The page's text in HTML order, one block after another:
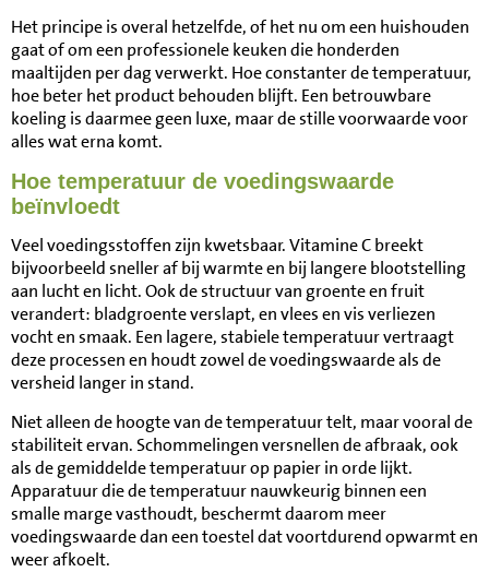
Het principe is overal hetzelfde, of het nu om een huishouden
gaat of om een professionele keuken die honderden
maaltijden per dag verwerkt. Hoe constanter de temperatuur,
hoe beter het product behouden blijft. Een betrouwbare
koeling is daarmee geen luxe, maar de stille voorwaarde voor
alles wat erna komt.
Hoe temperatuur de voedingswaarde
beïnvloedt
Veel voedingsstoffen zijn kwetsbaar. Vitamine C breekt
bijvoorbeeld sneller af bij warmte en bij langere blootstelling
aan lucht en licht. Ook de structuur van groente en fruit
verandert: bladgroente verslapt, en vlees en vis verliezen
vocht en smaak. Een lagere, stabiele temperatuur vertraagt
deze processen en houdt zowel de voedingswaarde als de
versheid langer in stand.
Niet alleen de hoogte van de temperatuur telt, maar vooral de
stabiliteit ervan. Schommelingen versnellen de afbraak, ook
als de gemiddelde temperatuur op papier in orde lijkt.
Apparatuur die de temperatuur nauwkeurig binnen een
smalle marge vasthoudt, beschermt daarom meer
voedingswaarde dan een toestel dat voortdurend opwarmt en
weer afkoelt.